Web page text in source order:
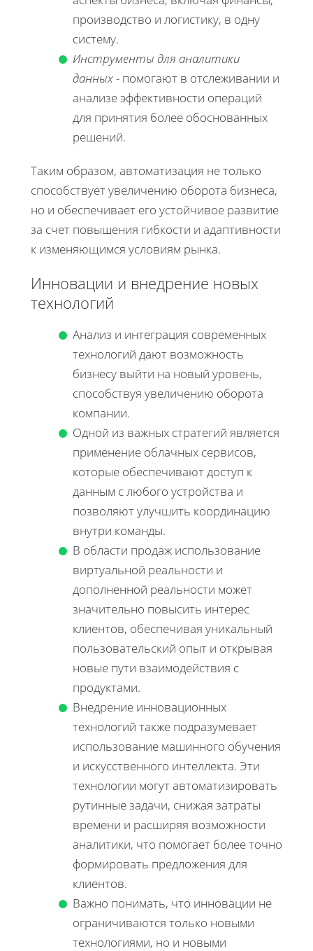
производство и логистику, в одну
систему.
Инструменты для аналитики
данных- помогают в отслеживании и
анализе эффективности операций
для принятия более обоснованных
решений.
Таким образом, автоматизация не только
способствует увеличению оборота бизнеса,
но и обеспечивает его устойчивое развитие
за счет повышения гибкости и адаптивности
к изменяющимся условиям рынка.
Инновации и внедрение новых
технологий
Анализ и интеграция современных
технологий дают возможность
бизнесу выйти на новый уровень,
способствуя увеличению оборота
компании.
Одной из важных стратегий является
применение облачных сервисов,
которые обеспечивают доступ к
данным с любого устройства и
позволяют улучшить координацию
внутри команды.
В области продаж использование
виртуальной реальности и
дополненной реальности может
значительно повысить интерес
клиентов, обеспечивая уникальный
пользовательский опыт и открывая
новые пути взаимодействия с
продуктами.
Внедрение инновационных
технологий также подразумевает
использование машинного обучения
и искусственного интеллекта. Эти
технологии могут автоматизировать
рутинные задачи, снижая затраты
времени и расширяя возможности
аналитики, что помогает более точно
формировать предложения для
клиентов.
Важно понимать, что инновации не
ограничиваются только новыми
технологиями, но и новыми